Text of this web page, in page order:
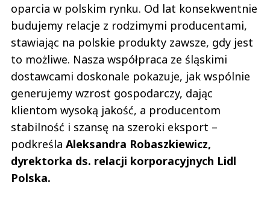
oparcia w polskim rynku. Od lat konsekwentnie
budujemy relacje z rodzimymi producentami,
stawiając na polskie produkty zawsze, gdy jest
to możliwe. Nasza współpraca ze śląskimi
dostawcami doskonale pokazuje, jak wspólnie
generujemy wzrost gospodarczy, dając
klientom wysoką jakość, a producentom
stabilność i szansę na szeroki eksport –
podkreśla Aleksandra Robaszkiewicz,
dyrektorka ds. relacji korporacyjnych Lidl
Polska.